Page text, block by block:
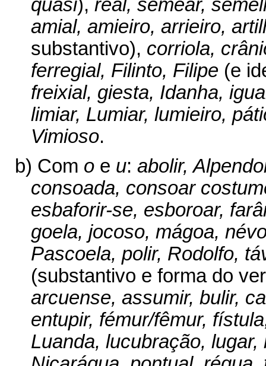
quási), real, semear,
amial, amieiro, arrieiro,
substantivo), corriola,
ferregial, Filinto, Filipe (e
freixial, giesta, Idanha,
limiar, Lumiar, lumieiro,
Vimioso.
b) Com o e u: abolir,
consoada, consoar
esbaforir-se, esboroar,
goela, jocoso, mágoa,
Pascoela, polir, Rodolfo,
(substantivo e forma do
arcuense, assumir, bulir,
entupir, fémur/fêmur,
Luanda, lucubração,